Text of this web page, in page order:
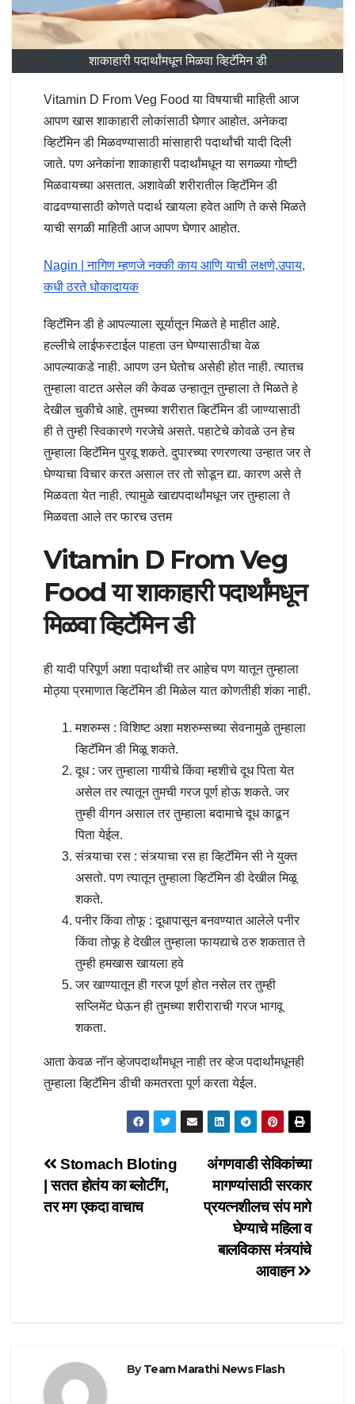
शाकाहारी पदार्थांमधून मिळवा व्हिटॅमिन डी
Vitamin D From Veg Food या विषयाची माहिती आज
आपण खास शाकाहारी लोकांसाठी घेणार आहोत. अनेकदा
व्हिटॅमिन डी मिळवण्यासाठी मांसाहारी पदार्थांची यादी दिली
जाते. पण अनेकांना शाकाहारी पदार्थांमधून या सगळ्या गोष्टी
मिळवायच्या असतात. अशावेळी शरीरातील व्हिटॅमिन डी
वाढवण्यासाठी कोणते पदार्थ खायला हवेत आणि ते कसे मिळते
याची सगळी माहिती आज आपण घेणार आहोत.
Nagin | नागिण म्हणजे नक्की काय आणि याची लक्षणे,उपाय,
कधी ठरते धोकादायक
व्हिटॅमिन डी हे आपल्याला सूर्यातून मिळते हे माहीत आहे.
हल्लीचे लाईफस्टाईल पाहता उन घेण्यासाठीचा वेळ
आपल्याकडे नाही. आपण उन घेतोच असेही होत नाही. त्यातच
तुम्हाला वाटत असेल की केवळ उन्हातून तुम्हाला ते मिळते हे
देखील चुकीचे आहे. तुमच्या शरीरात व्हिटॅमिन डी जाण्यासाठी
ही ते तुम्ही स्विकारणे गरजेचे असते. पहाटेचे कोवळे उन हेच
तुम्हाला व्हिटॅमिन पुरवू शकते. दुपारच्या रणरणत्या उन्हात जर ते
घेण्याचा विचार करत असाल तर तो सोडून द्या. कारण असे ते
मिळवता येत नाही. त्यामुळे खाद्यपदार्थांमधून जर तुम्हाला ते
मिळवता आले तर फारच उत्तम
Vitamin D From Veg
Food या शाकाहारी पदार्थांमधून
मिळवा व्हिटॅमिन डी
ही यादी परिपूर्ण अशा पदार्थांची तर आहेच पण यातून तुम्हाला
मोठ्या प्रमाणात व्हिटॅमिन डी मिळेल यात कोणतीही शंका नाही.
मशरुम्स : विशिष्ट अशा मशरुम्सच्या सेवनामुळे तुम्हाला
व्हिटॅमिन डी मिळू शकते.
दूध : जर तुम्हाला गायीचे किंवा म्हशीचे दूध पिता येत
असेल तर त्यातून तुमची गरज पूर्ण होऊ शकते. जर
तुम्ही वीगन असाल तर तुम्हाला बदामाचे दूध काढून
पिता येईल.
संत्र्याचा रस : संत्र्याचा रस हा व्हिटॅमिन सी ने युक्त
असतो. पण त्यातून तुम्हाला व्हिटॅमिन डी देखील मिळू
शकते.
पनीर किंवा तोफू : दूधापासून बनवण्यात आलेले पनीर
किंवा तोफू हे देखील तुम्हाला फायद्याचे ठरु शकतात ते
तुम्ही हमखास खायला हवे
जर खाण्यातून ही गरज पूर्ण होत नसेल तर तुम्ही
सप्लिमेंट घेऊन ही तुमच्या शरीराराची गरज भागवू
शकता.
आता केवळ नॉन व्हेजपदार्थांमधून नाही तर व्हेज पदार्थांमधूनही
तुम्हाला व्हिटॅमिन डीची कमतरता पूर्ण करता येईल.
Post
navigation
अंगणवाडी सेविकांच्या
मागण्यांसाठी सरकार
प्रयत्नशीलच संप मागे
घेण्याचे महिला व
बालविकास मंत्र्यांचे
आवाहन
Stomach Bloting
| सतत होतंय का ब्लोटींग,
तर मग एकदा वाचाच
ByTeam Marathi News Flash